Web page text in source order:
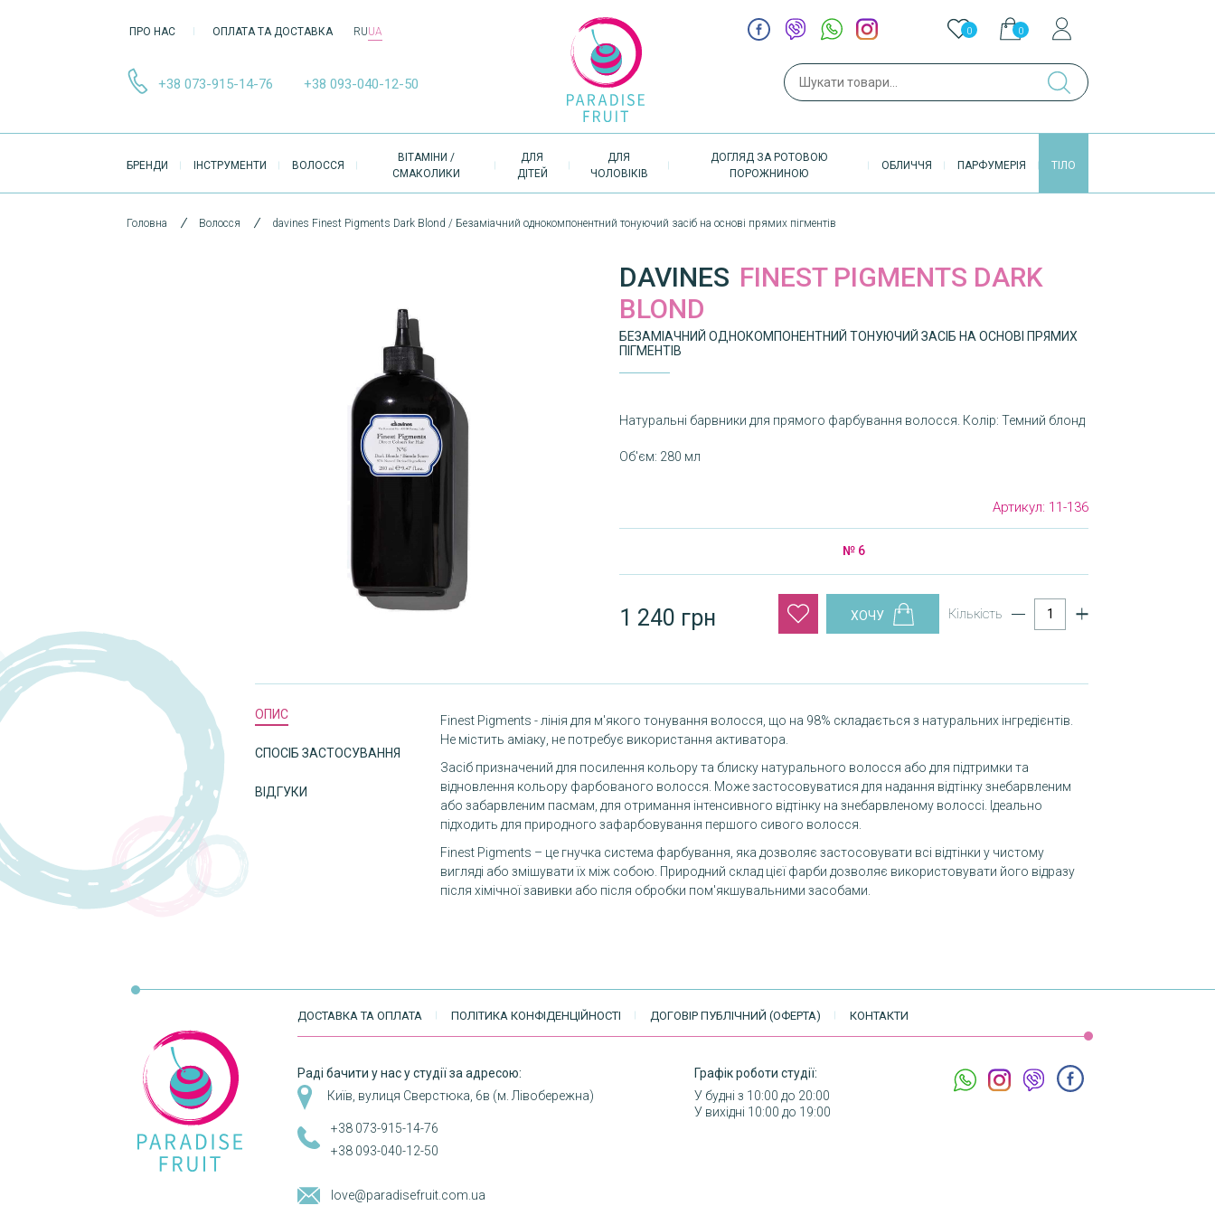
ПРО НАС ОПЛАТА ТА ДОСТАВКА RUUA
+38 073-915-14-76 +38 093-040-12-50
0 0
Пошук
НАВІҐАЦІЯ
БРЕНДИ ІНСТРУМЕНТИ ВОЛОССЯ
ВІТАМІНИ /
СМАКОЛИКИ
ДЛЯ
ДІТЕЙ
ДЛЯ
ЧОЛОВІКІВ
ДОГЛЯД ЗА РОТОВОЮ
ПОРОЖНИНОЮ
ОБЛИЧЧЯ ПАРФУМЕРІЯ ТІЛО
Головна Волосся davines Finest Pigments Dark Blond / Безаміачний однокомпонентний тонуючий засіб на основі прямих пігментів
DAVINES FINEST PIGMENTS DARK
BLOND
БЕЗАМІАЧНИЙ ОДНОКОМПОНЕНТНИЙ ТОНУЮЧИЙ ЗАСІБ НА ОСНОВІ ПРЯМИХ
ПІГМЕНТІВ
Натуральні барвники для прямого фарбування волосся. Колір: Темний блонд
Об'єм: 280 мл
Артикул: 11-136
№ 6
Кількість
1 240 грн
ОПИС
СПОСІБ ЗАСТОСУВАННЯ
ВІДГУКИ
Finest Pigments - лінія для м'якого тонування волосся, що на 98% складається з натуральних інгредієнтів.
Не містить аміаку, не потребує використання активатора.
Засіб призначений для посилення кольору та блиску натурального волосся або для підтримки та
відновлення кольору фарбованого волосся. Може застосовуватися для надання відтінку знебарвленим
або забарвленим пасмам, для отримання інтенсивного відтінку на знебарвленому волоссі. Ідеально
підходить для природного зафарбовування першого сивого волосся.
Finest Pigments – це гнучка система фарбування, яка дозволяє застосовувати всі відтінки у чистому
вигляді або змішувати їх між собою. Природний склад цієї фарби дозволяє використовувати його відразу
після хімічної завивки або після обробки пом'якшувальними засобами.
ДОСТАВКА ТА ОПЛАТА ПОЛІТИКА КОНФІДЕНЦІЙНОСТІ ДОГОВІР ПУБЛІЧНИЙ (ОФЕРТА) КОНТАКТИ
Раді бачити у нас у студії за адресою:
Київ, вулиця Сверстюка, 6в (м. Лівобережна)
Графік роботи студії:
У будні з 10:00 до 20:00
У вихідні 10:00 до 19:00
+38 073-915-14-76
+38 093-040-12-50
love@paradisefruit.com.ua